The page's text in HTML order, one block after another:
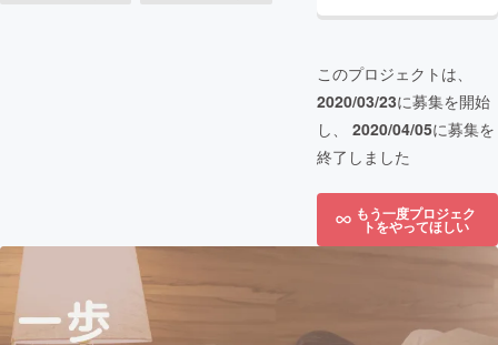
このプロジェクトは、
2020/03/23に募集を開始
し、 2020/04/05に募集を
終了しました
もう一度プロジェク
トをやってほしい